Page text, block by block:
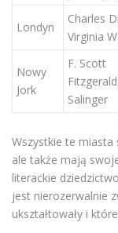
Londyn
Charles
Virginia
Nowy
Jork
F. Scott
Salinger
Wszystkie te miasta
ale także mają
literackie
jest nierozerwalnie
ukształtowały i